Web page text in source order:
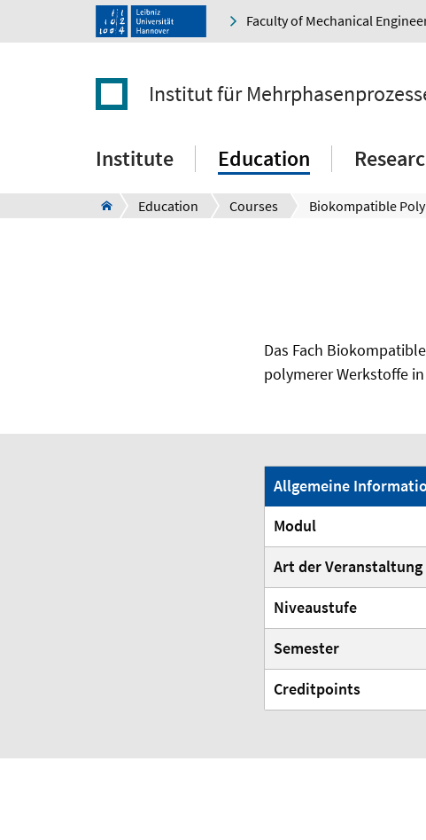
Faculty of Mechanical
Institut für
Institute Education
Education Courses Biokompatible
Das Fach
polymerer Werkstoffe
Allgemeine
Modul
Art der Veranstaltung
Niveaustufe
Semester
Creditpoints